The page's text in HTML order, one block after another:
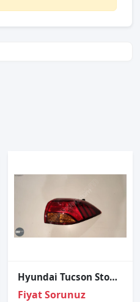
Hyundai Tucson Stop Lambası Ledsiz Sağ 2018-2020
Fiyat Sorunuz